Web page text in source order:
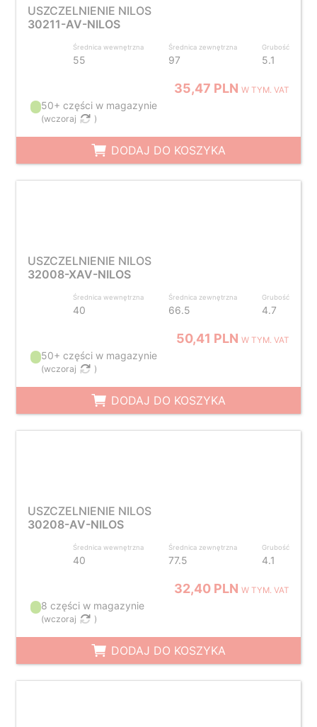
USZCZELNIENIE NILOS
30211-AV-NILOS
Średnica wewnętrzna
55
Średnica zewnętrzna
97
Grubość
5.1
35,47 PLNW TYM. VAT
50+ części w magazynie
(wczoraj )
DODAJ DO KOSZYKA
USZCZELNIENIE NILOS
32008-XAV-NILOS
Średnica wewnętrzna
40
Średnica zewnętrzna
66.5
Grubość
4.7
50,41 PLNW TYM. VAT
50+ części w magazynie
(wczoraj )
DODAJ DO KOSZYKA
USZCZELNIENIE NILOS
30208-AV-NILOS
Średnica wewnętrzna
40
Średnica zewnętrzna
77.5
Grubość
4.1
32,40 PLNW TYM. VAT
8 części w magazynie
(wczoraj )
DODAJ DO KOSZYKA